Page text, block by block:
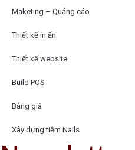
Maketing – Quảng cáo
Thiết kế in ấn
Thiết kế website
Build POS
Bảng giá
Xây dựng tiệm Nails